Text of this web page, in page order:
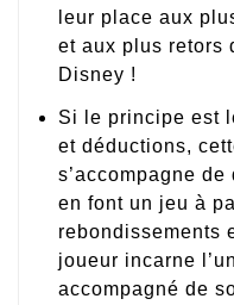
leur place aux
et aux plus retors
Disney !
Si le principe est
et déductions,
s’accompagne
en font un jeu à
rebondissements
joueur incarne
accompagné de